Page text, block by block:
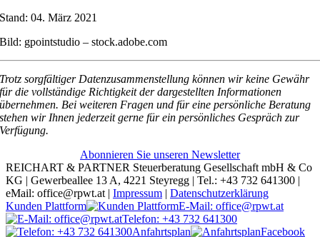
Stand: 04. März 2021
Bild: gpointstudio – stock.adobe.com
Trotz sorgfältiger Datenzusammenstellung können wir keine Gewähr
für die vollständige Richtigkeit der dargestellten Informationen
übernehmen. Bei weiteren Fragen und für eine persönliche Beratung
stehen wir Ihnen jederzeit gerne für ein persönliches Gespräch zur
Verfügung.
Abonnieren Sie unseren Newsletter
REICHART & PARTNER Steuerberatung Gesellschaft mbH & Co
KG | Gewerbeallee 13 A, 4221 Steyregg | Tel.: +43 732 641300 |
eMail: office@rpwt.at | Impressum | Datenschutzerklärung
Kunden Plattform
E-Mail: office@rpwt.at
Telefon: +43 732 641300
Anfahrtsplan
Facebook